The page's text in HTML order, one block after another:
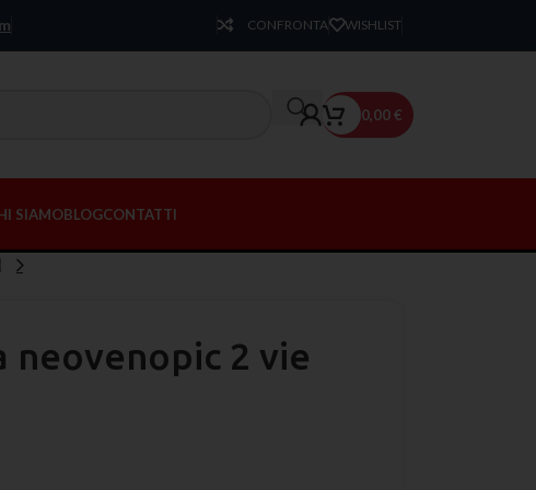
CONFRONTA WISHLIST
0,00€
SIAMOBLOGCONTATTI
neovenopic 2 vie